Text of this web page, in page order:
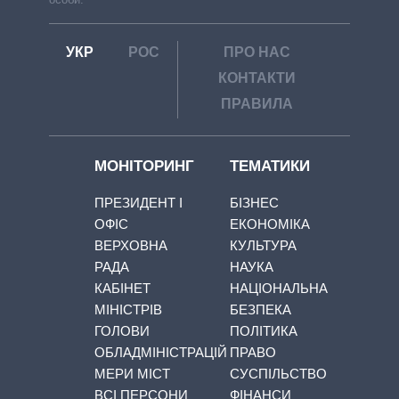
УКР РОС
ПРО НАС
КОНТАКТИ
ПРАВИЛА
МОНІТОРИНГ
ПРЕЗИДЕНТ І
ОФІС
ВЕРХОВНА
РАДА
КАБІНЕТ
МІНІСТРІВ
ГОЛОВИ
ОБЛАДМІНІСТРАЦІЙ
МЕРИ МІСТ
ВСІ ПЕРСОНИ
ТЕМАТИКИ
БІЗНЕС
ЕКОНОМІКА
КУЛЬТУРА
НАУКА
НАЦІОНАЛЬНА
БЕЗПЕКА
ПОЛІТИКА
ПРАВО
СУСПІЛЬСТВО
ФІНАНСИ